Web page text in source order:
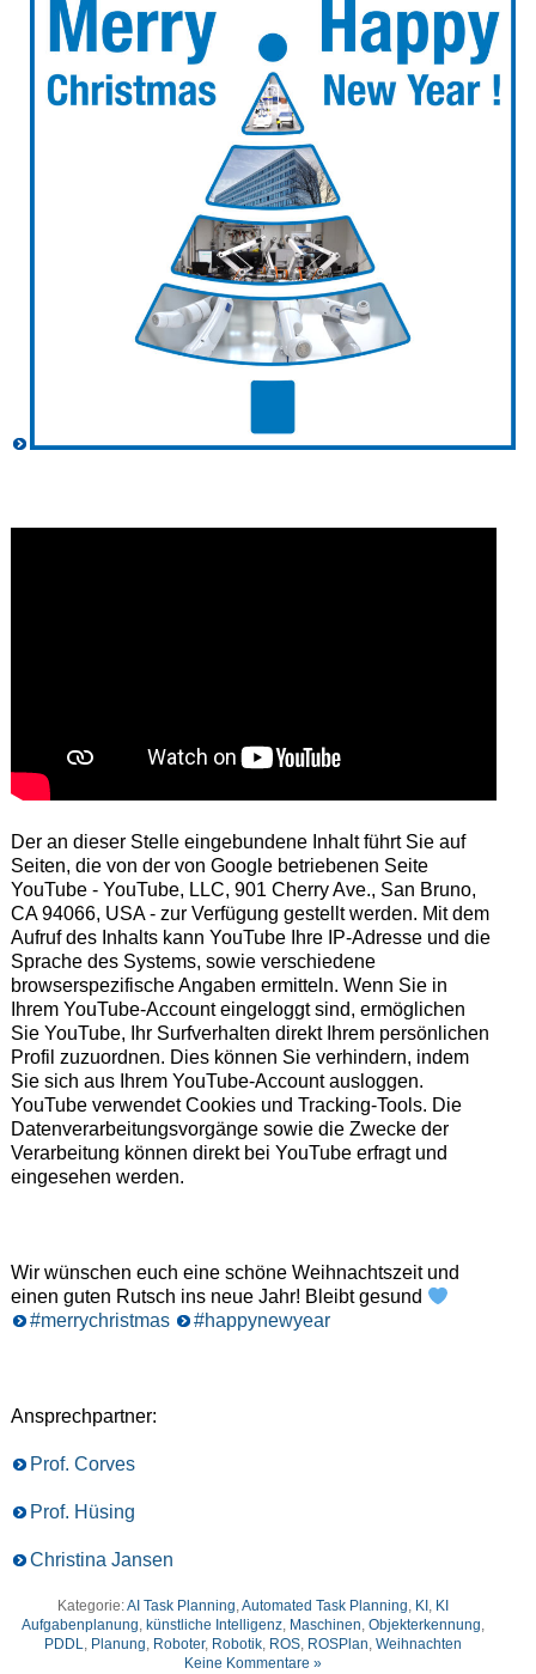
Der an dieser Stelle eingebundene Inhalt führt Sie auf
Seiten, die von der von Google betriebenen Seite
YouTube - YouTube, LLC, 901 Cherry Ave., San Bruno,
CA 94066, USA - zur Verfügung gestellt werden. Mit dem
Aufruf des Inhalts kann YouTube Ihre IP-Adresse und die
Sprache des Systems, sowie verschiedene
browserspezifische Angaben ermitteln. Wenn Sie in
Ihrem YouTube-Account eingeloggt sind, ermöglichen
Sie YouTube, Ihr Surfverhalten direkt Ihrem persönlichen
Profil zuzuordnen. Dies können Sie verhindern, indem
Sie sich aus Ihrem YouTube-Account ausloggen.
YouTube verwendet Cookies und Tracking-Tools. Die
Datenverarbeitungsvorgänge sowie die Zwecke der
Verarbeitung können direkt bei YouTube erfragt und
eingesehen werden.
Wir wünschen euch eine schöne Weihnachtszeit und
einen guten Rutsch ins neue Jahr! Bleibt gesund
#merrychristmas
#happynewyear
Ansprechpartner:
Prof. Corves
Prof. Hüsing
Christina Jansen
Kategorie:AI Task Planning,Automated Task Planning, KI , KI
Aufgabenplanung, künstliche Intelligenz, Maschinen,Objekterkennung,
PDDL, Planung, Roboter, Robotik, ROS, ROSPlan,Weihnachten
Keine Kommentare »